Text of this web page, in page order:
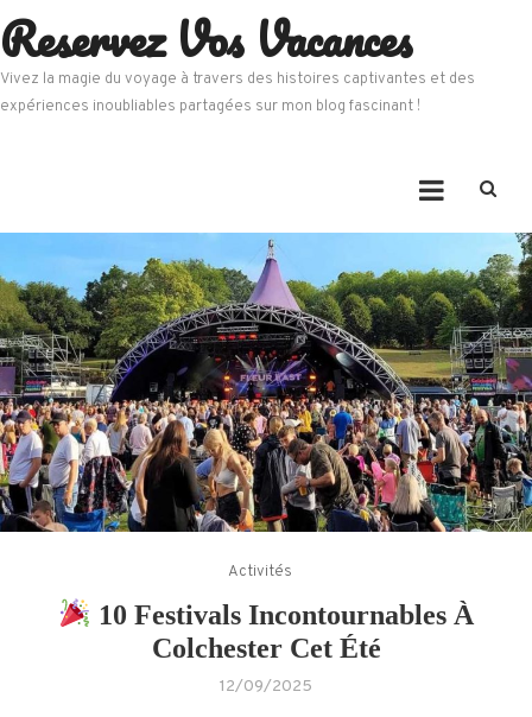
Skip
to
content
Reservez Vos Vacances
Vivez la magie du voyage à travers des histoires captivantes et des
expériences inoubliables partagées sur mon blog fascinant !
Activités
10 Festivals Incontournables À
Colchester Cet Été
12/09/2025